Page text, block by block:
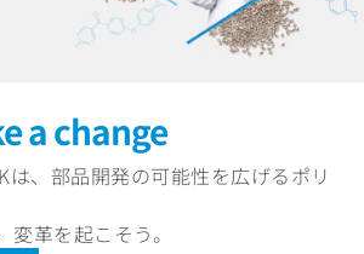
マーに新しい仲間、